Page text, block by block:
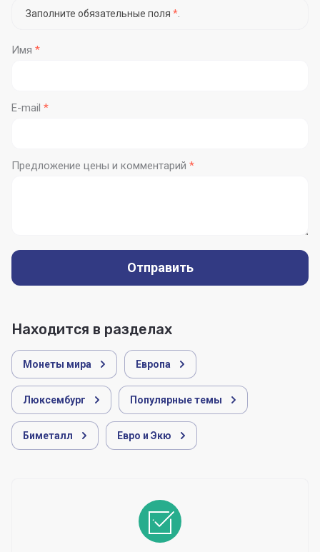
Заполните обязательные поля *
Имя *
E-mail *
Предложение цены и комментарий *
Отправить
Находится в разделах
Монеты мира Европа
Люксембург Популярные темы
Биметалл Евро и Экю